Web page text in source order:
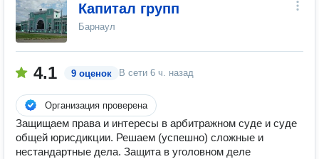
Капитал групп
Барнаул
4.1 9 оценок В сети 6 ч. назад
Организация проверена
Защищаем права и интересы в арбитражном суде и суде
общей юрисдикции. Решаем (успешно) сложные и
нестандартные дела. Защита в уголовном деле